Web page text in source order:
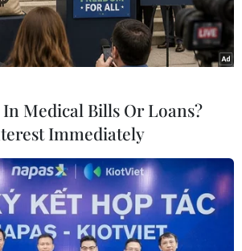
Medical Bills Or Loans?
Immediately